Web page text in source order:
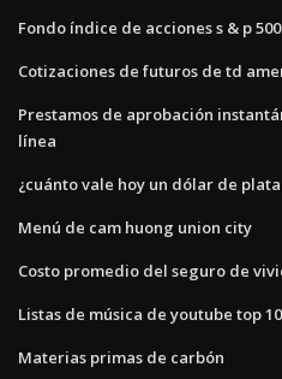
Fondo índice de acciones s & p 500
Cotizaciones de futuros de td
Prestamos de aprobación
línea
¿cuánto vale hoy un dólar de plata
Menú de cam huong union city
Costo promedio del seguro de
Listas de música de youtube top
Materias primas de carbón